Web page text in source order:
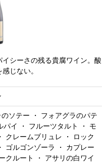
シーさの残る貴腐ワイン。酸
じない。
ソテー ・ フォアグラのパテ
パイ ・ フルーツタルト ・ モ
クレームブリュレ ・ ロック
ゴルゴンゾーラ ・ カプレー
クルート ・ アサリの白ワイ